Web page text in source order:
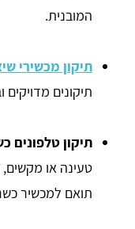
המובנית.
תיקון מכשירי
תיקונים
תיקון טלפונים
טעינה או
תואם למכשיר